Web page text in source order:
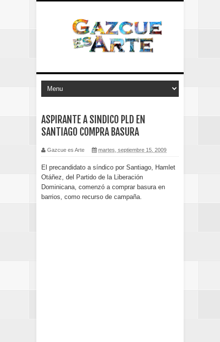
ASPIRANTE A SINDICO PLD EN
SANTIAGO COMPRA BASURA
Gazcue es Arte martes, septiembre 15, 2009
El precandidato a síndico por Santiago, Hamlet
Otáñez, del Partido de la Liberación
Dominicana, comenzó a comprar basura en
barrios, como recurso de campaña.